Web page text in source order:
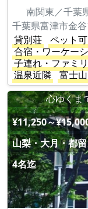
南関東／千葉
千葉県富津市金
貸別荘
ペット可
合宿・ワーケー
子連れ・ファミ
温泉近隣
富士
心ゆくま
¥11,250～
山梨・大月・都留
4名迄